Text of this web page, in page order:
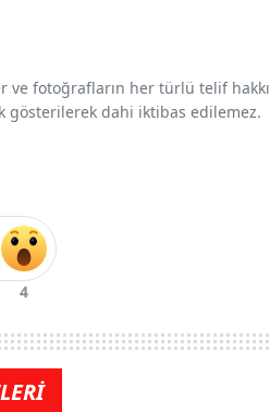
ve fotoğrafların her türlü telif hakkı
gösterilerek dahi iktibas edilemez.